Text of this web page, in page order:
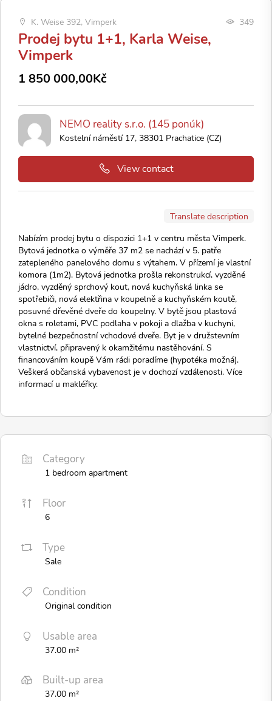
K. Weise 392, Vimperk 349
Prodej bytu 1+1, Karla Weise,
Vimperk
1 850 000,00Kč
NEMO reality s.r.o. (145 ponúk)
Kostelní náměstí 17, 38301 Prachatice (CZ)
View contact
Translate description
Nabízím prodej bytu o dispozici 1+1 v centru města Vimperk.
Bytová jednotka o výměře 37 m2 se nachází v 5. patře
zatepleného panelového domu s výtahem. V přízemí je vlastní
komora (1m2). Bytová jednotka prošla rekonstrukcí, vyzděné
jádro, vyzděný sprchový kout, nová kuchyňská linka se
spotřebiči, nová elektřina v koupelně a kuchyňském koutě,
posuvné dřevěné dveře do koupelny. V bytě jsou plastová
okna s roletami, PVC podlaha v pokoji a dlažba v kuchyni,
bytelné bezpečnostní vchodové dveře. Byt je v družstevním
vlastnictví, připravený k okamžitému nastěhování. S
financováním koupě Vám rádi poradíme (hypotéka možná).
Veškerá občanská vybavenost je v dochozí vzdálenosti. Více
informací u makléřky.
Category
1 bedroom apartment
Floor
6
Type
Sale
Condition
Original condition
Usable area
37.00 m²
Built-up area
37.00 m²